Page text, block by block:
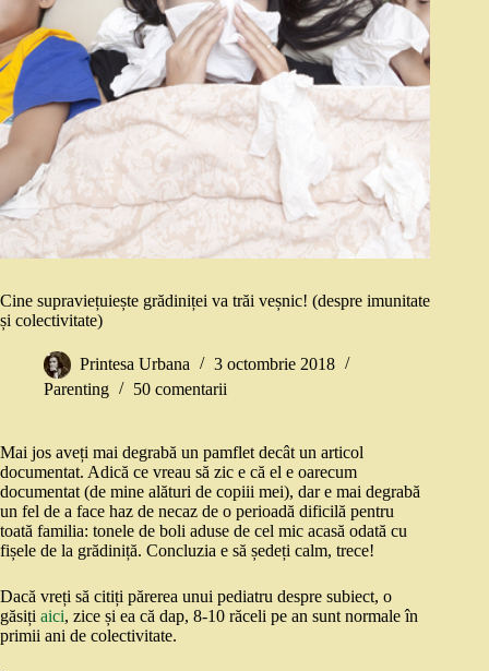
Cine supraviețuiește grădiniței va trăi veșnic! (despre imunitate
și colectivitate)
Printesa Urbana
3 octombrie 2018
Parenting
50 comentarii
Mai jos aveți mai degrabă un pamflet decât un articol
documentat. Adică ce vreau să zic e că el e oarecum
documentat (de mine alături de copiii mei), dar e mai degrabă
un fel de a face haz de necaz de o perioadă dificilă pentru
toată familia: tonele de boli aduse de cel mic acasă odată cu
fișele de la grădiniță. Concluzia e să ședeți calm, trece!
Dacă vreți să citiți părerea unui pediatru despre subiect, o
găsiți aici, zice și ea că dap, 8-10 răceli pe an sunt normale în
primii ani de colectivitate.